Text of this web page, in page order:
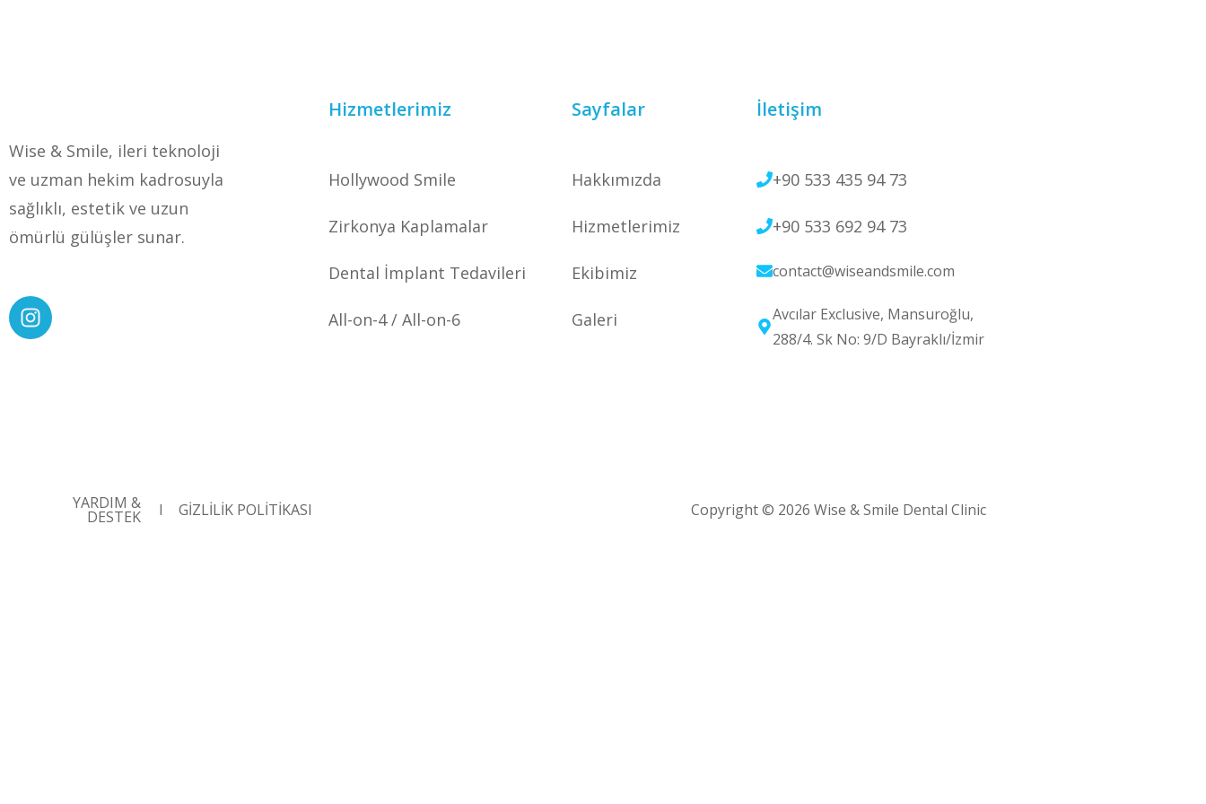
Wise & Smile, ileri teknoloji
ve uzman hekim kadrosuyla
sağlıklı, estetik ve uzun
ömürlü gülüşler sunar.
Hizmetlerimiz
Hollywood Smile
Zirkonya Kaplamalar
Dental İmplant Tedavileri
All-on-4 / All-on-6
Sayfalar
Hakkımızda
Hizmetlerimiz
Ekibimiz
Galeri
İletişim
+90 533 435 94 73
+90 533 692 94 73
contact@wiseandsmile.com
Avcılar Exclusive, Mansuroğlu,
288/4. Sk No: 9/D Bayraklı/İzmir
YARDIM &
DESTEK I GİZLİLİK POLİTİKASI Copyright © 2026 Wise & Smile Dental Clinic